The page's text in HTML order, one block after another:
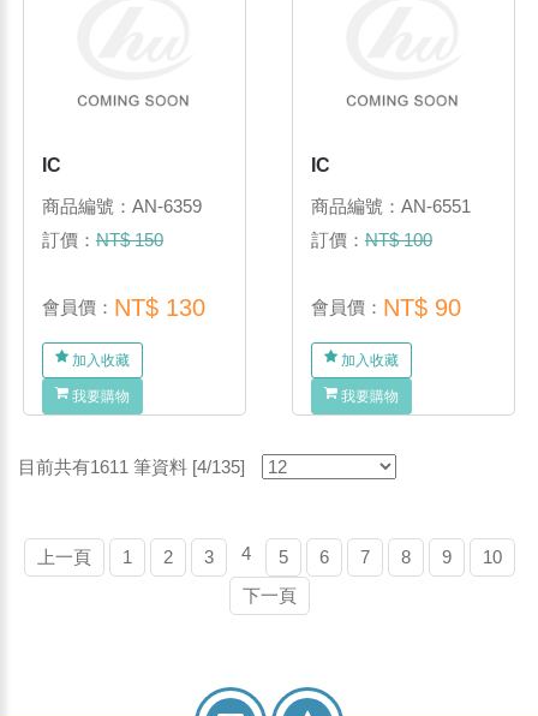
IC
商品編號：AN-6359
訂價：NT$ 150
會員價： NT$ 130
加入收藏
我要購物
IC
商品編號：AN-6551
訂價：NT$ 100
會員價： NT$ 90
加入收藏
我要購物
目前共有1611 筆資料 [4/135]
上一頁 1 2 3 4 5 6 7 8 9
10
下一頁